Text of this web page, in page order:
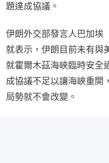
題達成協議。
伊朗外交部發言人巴加埃
就表示，伊朗目前未有與
就霍爾木茲海峽臨時安全
成協議不足以讓海峽重開
局勢就不會改變。